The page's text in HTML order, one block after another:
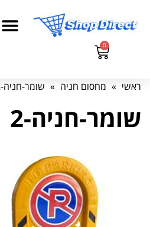
0
ראשי » מחסום חניה » שומר-חניה-2
שומר-חניה-2